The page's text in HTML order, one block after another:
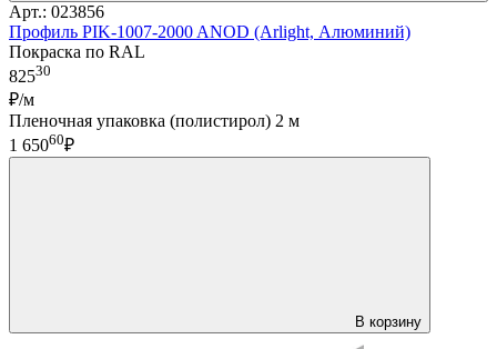
Арт.: 023856
Профиль PIK-1007-2000 ANOD (Arlight, Алюминий)
Покраска по RAL
82530
₽/м
Пленочная упаковка (полистирол) 2 м
1 65060₽
В корзину